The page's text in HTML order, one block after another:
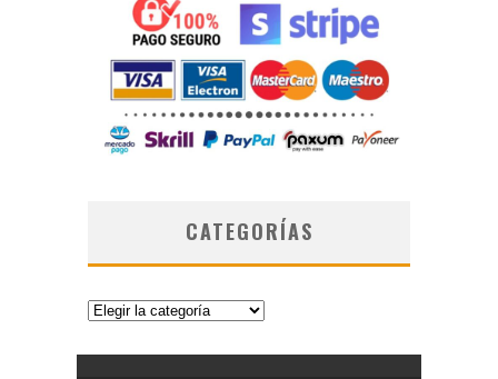
CATEGORÍAS
Categorías